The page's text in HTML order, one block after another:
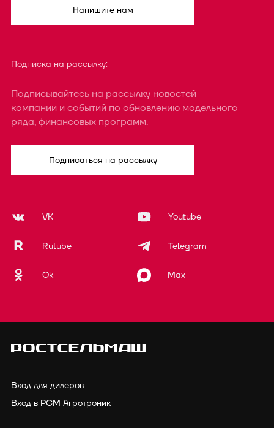
Напишите нам
Подписка на рассылку:
Подписывайтесь на рассылку новостей
компании и событий по обновлению модельного
ряда, финансовых программ.
Подписаться на рассылку
VK Youtube
Rutube Telegram
Ok Max
Вход для дилеров
Вход в РСМ Агротроник